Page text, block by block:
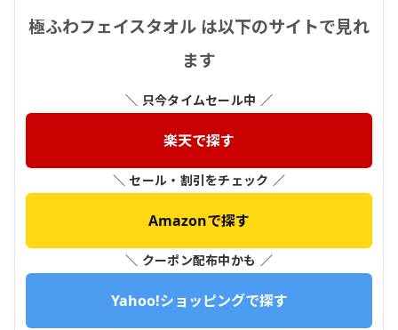
極ふわフェイスタオル は以下のサイトで見れ
ます
＼ 只今タイムセール中 ／
楽天で探す
＼ セール・割引をチェック ／
Amazonで探す
＼ クーポン配布中かも ／
Yahoo!ショッピングで探す